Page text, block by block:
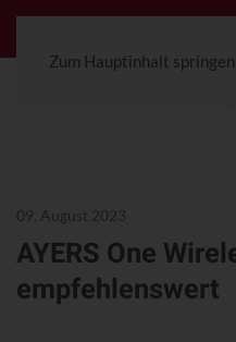
Zum Hauptinhalt springen
09. August 2023
AYERS One
empfehlenswert